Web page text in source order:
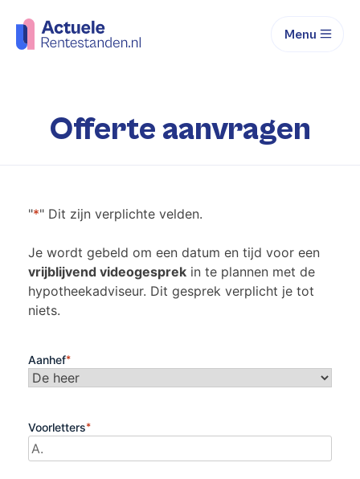
Menu
Offerte aanvragen